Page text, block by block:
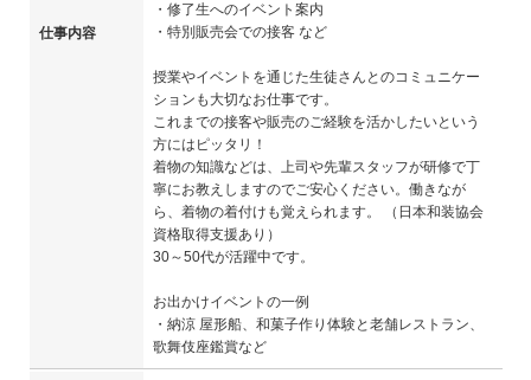
仕事内容
・修了生へのイベント案内
・特別販売会での接客 など
授業やイベントを通じた生徒さんとのコミュニケー
ションも大切なお仕事です。
これまでの接客や販売のご経験を活かしたいという
方にはピッタリ！
着物の知識などは、上司や先輩スタッフが研修で丁
寧にお教えしますのでご安心ください。働きなが
ら、着物の着付けも覚えられます。 （日本和装協会
資格取得支援あり）
30～50代が活躍中です。
お出かけイベントの一例
・納涼 屋形船、和菓子作り体験と老舗レストラン、
歌舞伎座鑑賞など